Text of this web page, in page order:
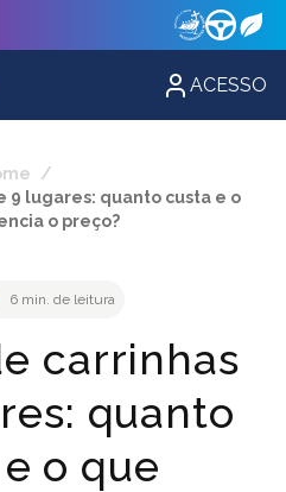
ACESSO
/
9 lugares: quanto custa e o
o preço?
6 min. de leitura
carrinhas
quanto
o que